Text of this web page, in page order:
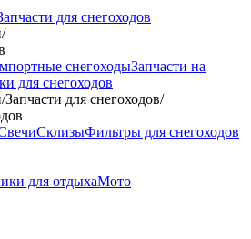
для снегоходов
/
снегоходыЗапчасти на
для снегоходов
/Запчасти для снегоходов/
СклизыФильтры для снегоходов
для отдыхаМото